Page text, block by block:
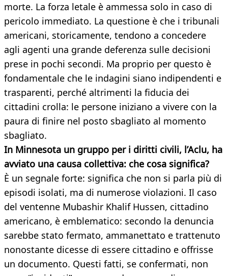
morte. La forza letale è ammessa solo in caso di
pericolo immediato. La questione è che i tribunali
americani, storicamente, tendono a concedere
agli agenti una grande deferenza sulle decisioni
prese in pochi secondi. Ma proprio per questo è
fondamentale che le indagini siano indipendenti e
trasparenti, perché altrimenti la fiducia dei
cittadini crolla: le persone iniziano a vivere con la
paura di finire nel posto sbagliato al momento
sbagliato.
In Minnesota un gruppo per i diritti civili, l’Aclu, ha
avviato una causa collettiva: che cosa significa?
È un segnale forte: significa che non si parla più di
episodi isolati, ma di numerose violazioni. Il caso
del ventenne Mubashir Khalif Hussen, cittadino
americano, è emblematico: secondo la denuncia
sarebbe stato fermato, ammanettato e trattenuto
nonostante dicesse di essere cittadino e offrisse
un documento. Questi fatti, se confermati, non